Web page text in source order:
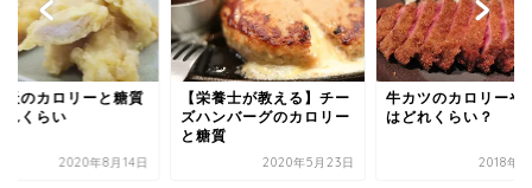
養士が教える】チー
ンバーグのカロリー
2020年5月23日
牛カツのカロリーや糖質
はどれくらい？
2018年5月4日
とり天のカロリー
はどれくらい
2020年8